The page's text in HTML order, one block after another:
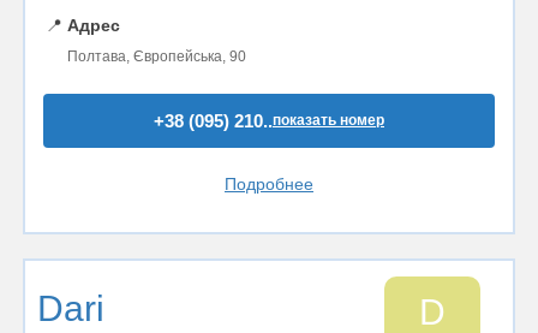
📍 Адрес
Полтава, Європейська, 90
+38 (095) 210..показать номер
Подробнее
Dari D